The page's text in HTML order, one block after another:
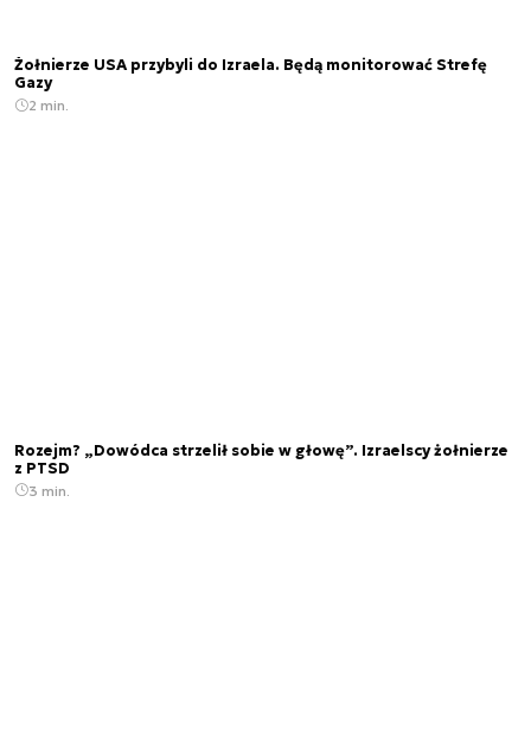
Żołnierze USA przybyli do Izraela. Będą monitorować Strefę
Gazy
2 min.
Rozejm? „Dowódca strzelił sobie w głowę”. Izraelscy żołnierze
z PTSD
3 min.